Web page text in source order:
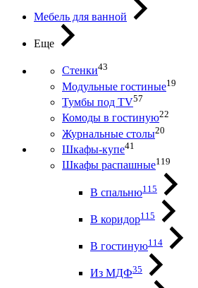
Мебель для ванной
Еще
Стенки43
Модульные гостиные19
Тумбы под ТV57
Комоды в гостиную22
Журнальные столы20
Шкафы-купе41
Шкафы распашные119
В спальню115
В коридор115
В гостиную114
Из МДФ35